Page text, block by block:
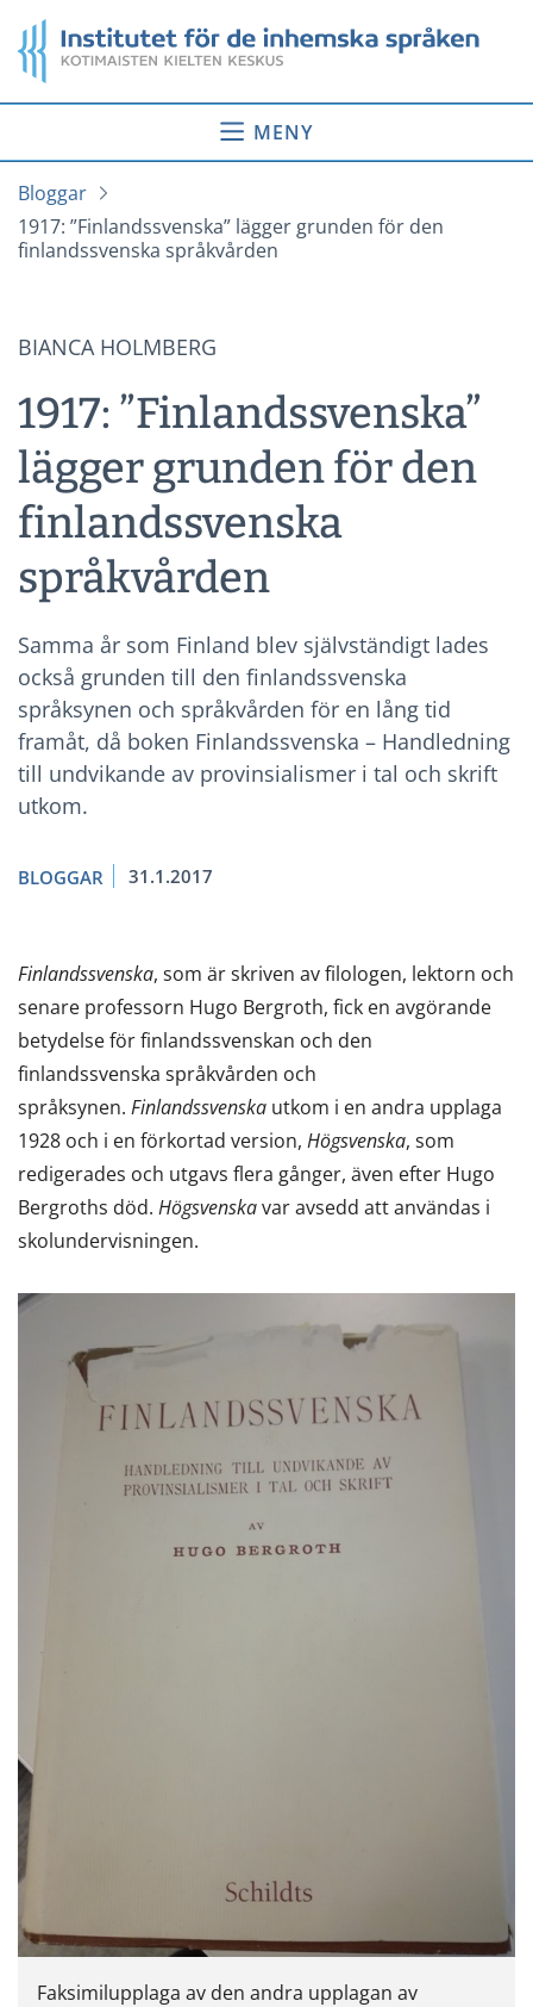
till
innehåll
Startsida
MENY
Bloggar
1917: ”Finlandssvenska” lägger grunden för den
finlandssvenska språkvården
BIANCA HOLMBERG
1917: ”Finlandssvenska”
lägger grunden för den
finlandssvenska
språkvården
Samma år som Finland blev självständigt lades
också grunden till den finlandssvenska
språksynen och språkvården för en lång tid
framåt, då boken Finlandssvenska – Handledning
till undvikande av provinsialismer i tal och skrift
utkom.
BLOGGAR 31.1.2017
Finlandssvenska, som är skriven av filologen, lektorn och
senare professorn Hugo Bergroth, fick en avgörande
betydelse för finlandssvenskan och den
finlandssvenska språkvården och
språksynen. Finlandssvenska utkom i en andra upplaga
1928 och i en förkortad version, Högsvenska, som
redigerades och utgavs flera gånger, även efter Hugo
Bergroths död. Högsvenskavar avsedd att användas i
skolundervisningen.
Faksimilupplaga av den andra upplagan av